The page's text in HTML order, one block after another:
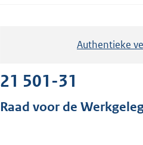
Authentieke
21 501-31
Raad voor de